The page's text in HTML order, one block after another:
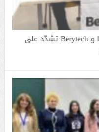
مذكرة تفاهم بين وزارة التكنولوجيا و Berytech تشدّد على